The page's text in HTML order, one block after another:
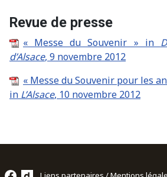
Revue de presse
« Messe du Souvenir » in
d’Alsace, 9 novembre 2012
« Messe du Souvenir pour les
in L’Alsace, 10 novembre 2012